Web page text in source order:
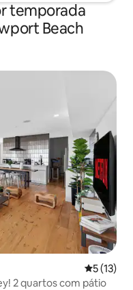
temporada
Beach
5 de uma
5 (13)
2 quartos com pátio